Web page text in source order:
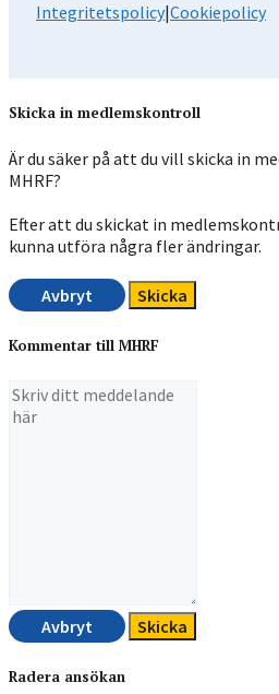
Integritetspolicy|Cookiepolicy
Skicka in medlemskontroll
Är du säker på att du vill skicka in
MHRF?
Efter att du skickat in
kunna utföra några fler ändringar.
Avbryt Skicka
Kommentar till MHRF
Avbryt Skicka
Radera ansökan